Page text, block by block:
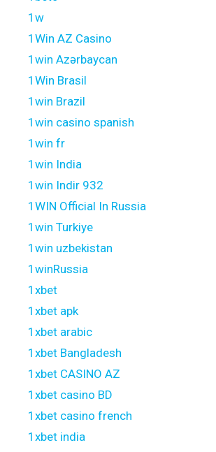
1w
1Win AZ Casino
1win Azərbaycan
1Win Brasil
1win Brazil
1win casino spanish
1win fr
1win India
1win Indir 932
1WIN Official In Russia
1win Turkiye
1win uzbekistan
1winRussia
1xbet
1xbet apk
1xbet arabic
1xbet Bangladesh
1xbet CASINO AZ
1xbet casino BD
1xbet casino french
1xbet india